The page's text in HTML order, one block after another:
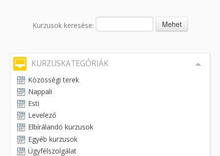
Kurzusok keresése:
KURZUSKATEGÓRIÁK
Közösségi terek
Nappali
Esti
Levelező
Elbírálandó kurzusok
Egyéb kurzusok
Ügyfélszolgálat